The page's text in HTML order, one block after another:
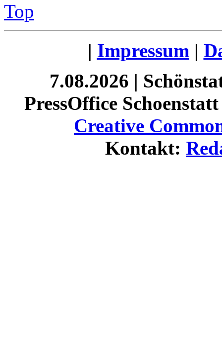
Top
| Impressum|
7.08.2026 |
PressOffice
Creative
Kontakt: